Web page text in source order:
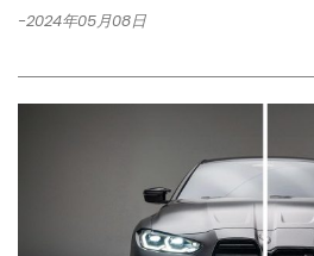
-2024年05月08日
能力好重要!!】